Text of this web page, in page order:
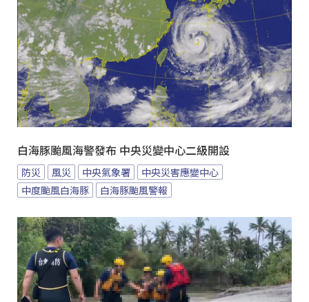
白海豚颱風海警發布 中央災變中心二級開設
防災 風災 中央氣象署
中央災害應變中心
中度颱風白海豚
白海豚颱風警報